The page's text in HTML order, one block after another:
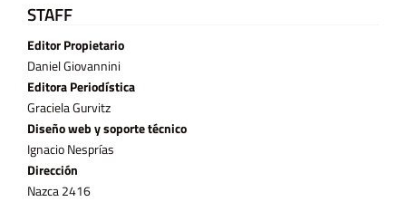
STAFF
Editor Propietario
Daniel Giovannini
Editora Periodística
Graciela Gurvitz
Diseño web y soporte técnico
Ignacio Nesprías
Dirección
Nazca 2416